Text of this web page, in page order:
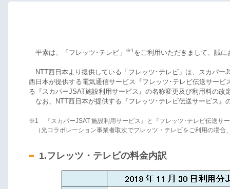
平素は、「フレッツ･テレビ」 ※1 をご利用いただきまして、誠
NTT西日本より提供している「フレッツ･テレビ」は、スカパー
西日本が提供する電気通信サービス『フレッツ･テレビ伝送サー
る『スカパーJSAT施設利用サービス』の名称変更及び利用料の
なお、NTT西日本が提供する『フレッツ･テレビ伝送サービス』
※1 『スカパーJSAT 施設利用サービス』と『フレッツ･テレビ伝送サ
（光コラボレーション事業者取次でフレッツ・テレビをご利用の場
1.フレッツ・テレビの料金内訳